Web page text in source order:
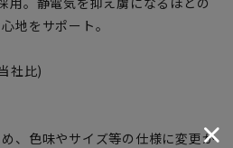
地をサポート。
社比)
、色味やサイズ等の仕様に変更が